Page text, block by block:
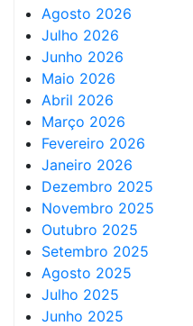
Agosto 2026
Julho 2026
Junho 2026
Maio 2026
Abril 2026
Março 2026
Fevereiro 2026
Janeiro 2026
Dezembro 2025
Novembro 2025
Outubro 2025
Setembro 2025
Agosto 2025
Julho 2025
Junho 2025